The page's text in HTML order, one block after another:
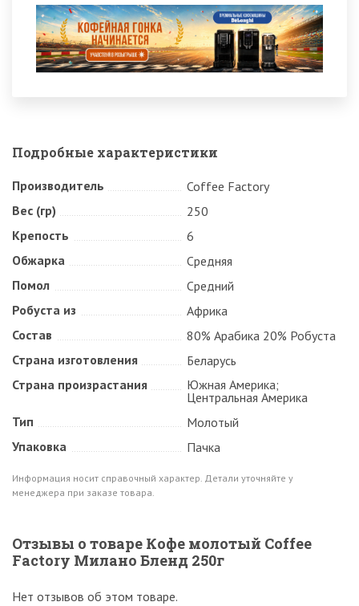
Подробные характеристики
Производитель
Coffee Factory
Вес (гр)
250
Крепость
6
Обжарка
Средняя
Помол
Средний
Робуста из
Африка
Состав
80% Арабика 20% Робуста
Страна изготовления
Беларусь
Страна произрастания
Южная Америка;
Центральная Америка
Тип
Молотый
Упаковка
Пачка
Информация носит справочный характер. Детали уточняйте у
менеджера при заказе товара.
Отзывы о товаре Кофе молотый Coffee
Factory Милано Бленд 250г
Нет отзывов об этом товаре.